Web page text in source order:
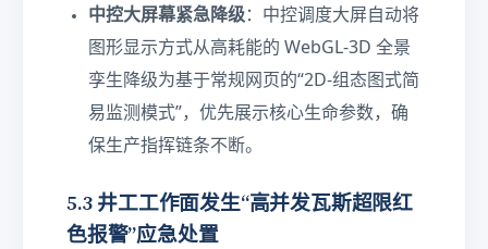
\t
e
x
t
{
s
中控大屏幕紧急降级：中控调度大屏自动将
图形显示方式从高耗能的 WebGL-3D 全景
孪生降级为基于常规网页的“2D-组态图式简
易监测模式”，优先展示核心生命参数，确
保生产指挥链条不断。
5.3 井工工作面发生“高并发瓦斯超限红
色报警”应急处置